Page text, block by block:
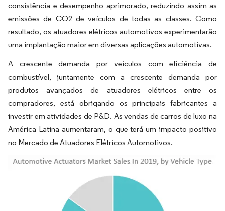
consistência e desempenho aprimorado, reduzindo assim as
emissões de CO2 de veículos de todas as classes. Como
resultado, os atuadores elétricos automotivos experimentarão
uma implantação maior em diversas aplicações automotivas.
A crescente demanda por veículos com eficiência de
combustível, juntamente com a crescente demanda por
produtos avançados de atuadores elétricos entre os
compradores, está obrigando os principais fabricantes a
investir em atividades de P&D. As vendas de carros de luxo na
América Latina aumentaram, o que terá um impacto positivo
no Mercado de Atuadores Elétricos Automotivos.